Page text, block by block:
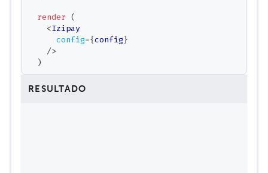
render (
<Izipay
config={config}
/>
)
RESULTADO